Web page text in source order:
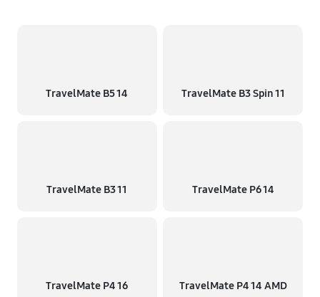
TravelMate B5 14 TravelMate B3 Spin 11
TravelMate B3 11 TravelMate P6 14
TravelMate P4 16 TravelMate P4 14 AMD